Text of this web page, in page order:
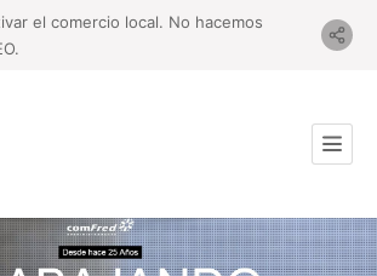
el comercio local. No hacemos